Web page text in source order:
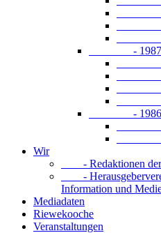
-
-
-
- 1987
-
-
-
-
- 1986
-
-
Wir
- Redaktionen der
-
Information und
Mediadaten
Riewekooche
Veranstaltungen